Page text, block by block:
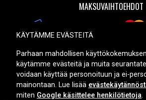
MAKSUVAIHTOEHDOT
TOIMITUSVAIHTOEHDOT
KÄYTÄMME EVÄSTEITÄ
Parhaan mahdollisen
käytämme evästeitä ja muita
voidaan käyttää personoituun ja ei-
mainontaan. Lue lisää
miten Google käsittelee henkilötietoja.